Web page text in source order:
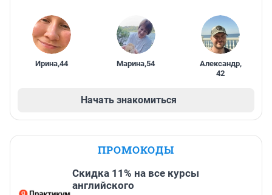
Ирина,44 Марина,54 Александр,
42
Начать знакомиться
ПРОМОКОДЫ
Скидка 11% на все курсы
английского